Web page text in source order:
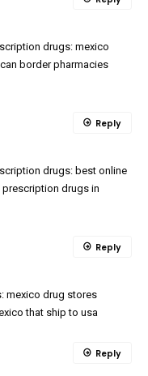
drugs: mexico
border pharmacies
drugs: best online
prescription drugs in
Reply
mexico drug stores
that ship to usa
Reply
Reply